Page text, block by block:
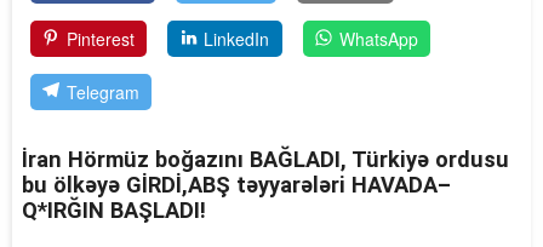
Pinterest LinkedIn WhatsApp
Telegram
İran Hörmüz boğazını BAĞLADI, Türkiyə ordusu
bu ölkəyə GİRDİ,ABŞ təyyarələri HAVADA–
Q*IRĞIN BAŞLADI!